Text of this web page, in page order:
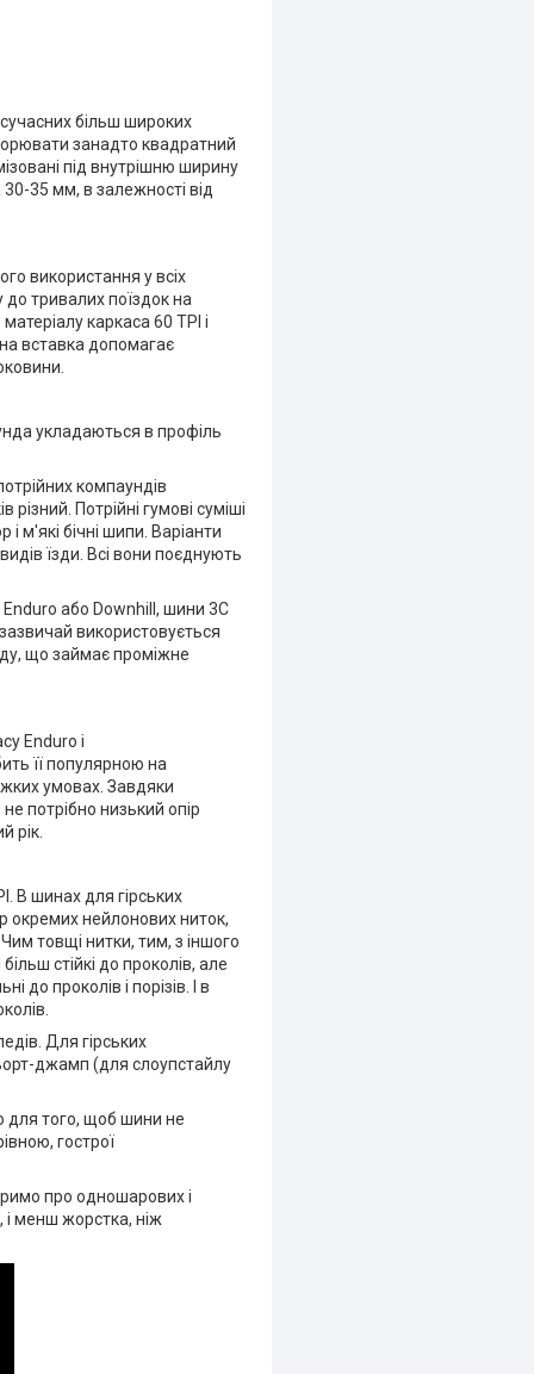
більш широких
занадто квадратний
під внутрішню ширину
35 мм, в залежності від
використання у всіх
до тривалих поїздок на
каркаса 60 TPI і
вставка допомагає
укладаються в профіль
компаундів
Потрійні гумові суміші
м'які бічні шипи. Варіанти
їзди. Всі вони поєднують
або Downhill, шини 3C
використовується
що займає проміжне
Enduro і
її популярною на
умовах. Завдяки
потрібно низький опір
рік.
В шинах для гірських
окремих нейлонових ниток,
товщі нитки, тим, з іншого
стійкі до проколів, але
до проколів і порізів. І в
Для гірських
джамп (для слоупстайлу
для того, щоб шини не
гострої
про одношарових і
і менш жорстка, ніж